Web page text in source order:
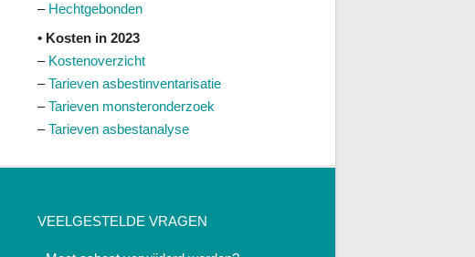
– Hechtgebonden
• Kosten in 2023
– Kostenoverzicht
–Tarieven asbestinventarisatie
–Tarieven monsteronderzoek
–Tarieven asbestanalyse
VEELGESTELDE VRAGEN